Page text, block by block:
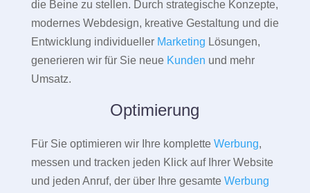
die Beine zu stellen. Durch strategische Konzepte,
modernes Webdesign, kreative Gestaltung und die
Entwicklung individueller Marketing Lösungen,
generieren wir für Sie neue Kunden und mehr
Umsatz.
Optimierung
Für Sie optimieren wir Ihre komplette Werbung,
messen und tracken jeden Klick auf Ihrer Website
und jeden Anruf, der über Ihre gesamte Werbung